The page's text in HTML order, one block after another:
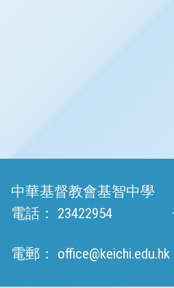
中華基督教會基智中學
電話：
23422954
電郵： office@keichi.edu.hk